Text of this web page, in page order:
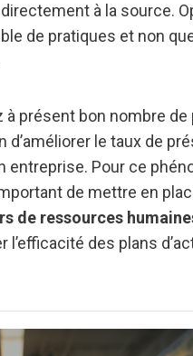
à la source.
de pratiques et non
à présent bon nombre de
d’améliorer le taux de
entreprise. Pour ce
de mettre en
de ressources
l’efficacité des plans